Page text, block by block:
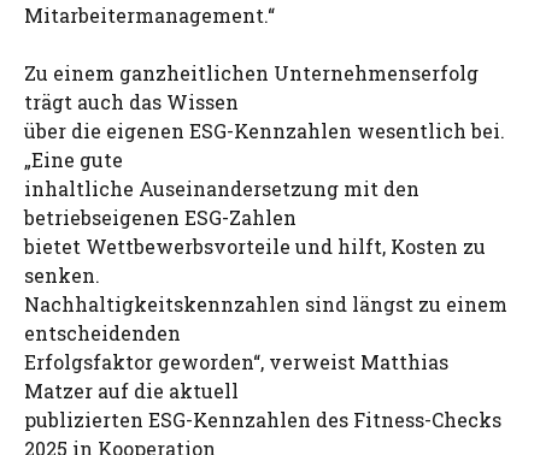
Mitarbeitermanagement.“
Zu einem ganzheitlichen Unternehmenserfolg
trägt auch das Wissen
über die eigenen ESG-Kennzahlen wesentlich bei.
„Eine gute
inhaltliche Auseinandersetzung mit den
betriebseigenen ESG-Zahlen
bietet Wettbewerbsvorteile und hilft, Kosten zu
senken.
Nachhaltigkeitskennzahlen sind längst zu einem
entscheidenden
Erfolgsfaktor geworden“, verweist Matthias
Matzer auf die aktuell
publizierten ESG-Kennzahlen des Fitness-Checks
2025 in Kooperation